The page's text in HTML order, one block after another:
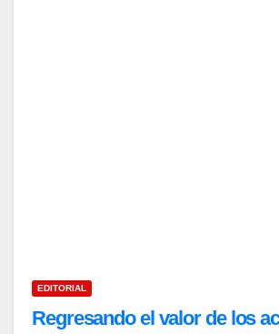
EDITORIAL
Regresando el valor de los